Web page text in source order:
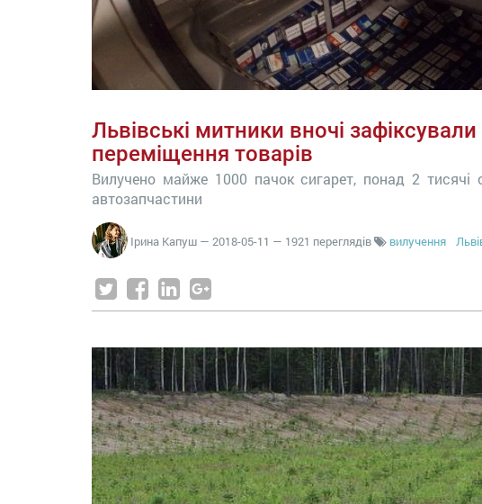
Львівські митники вночі
переміщення товарів
Вилучено майже 1000 пачок сигарет, понад 2 тисячі
автозапчастини
Ірина Капуш — 2018-05-11 — 1921 переглядів вилучення